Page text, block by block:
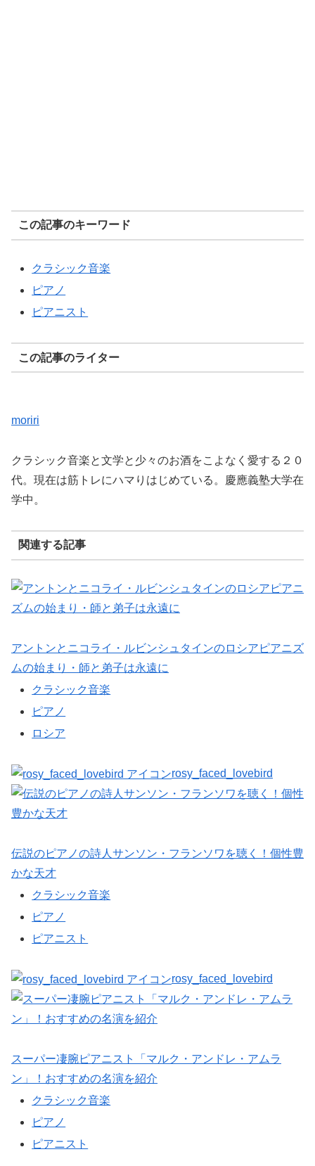
この記事のキーワード
クラシック音楽
ピアノ
ピアニスト
この記事のライター
moriri
クラシック音楽と文学と少々のお酒をこよなく愛する２０
代。現在は筋トレにハマりはじめている。慶應義塾大学在
学中。
関連する記事
アントンとニコライ・ルビンシュタインのロシアピアニズ
ムの始まり・師と弟子は永遠に
クラシック音楽
ピアノ
ロシア
rosy_faced_lovebird
伝説のピアノの詩人サンソン・フランソワを聴く！個性豊
かな天才
クラシック音楽
ピアノ
ピアニスト
rosy_faced_lovebird
スーパー凄腕ピアニスト「マルク・アンドレ・アムラ
ン」！おすすめの名演を紹介
クラシック音楽
ピアノ
ピアニスト